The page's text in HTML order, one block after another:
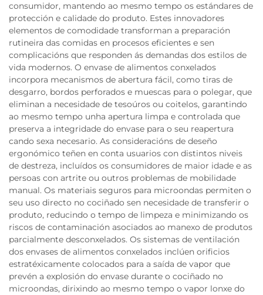
consumidor, mantendo ao mesmo tempo os estándares de
protección e calidade do produto. Estes innovadores
elementos de comodidade transforman a preparación
rutineira das comidas en procesos eficientes e sen
complicacións que responden ás demandas dos estilos de
vida modernos. O envase de alimentos conxelados
incorpora mecanismos de abertura fácil, como tiras de
desgarro, bordos perforados e muescas para o polegar, que
eliminan a necesidade de tesoúros ou coitelos, garantindo
ao mesmo tempo unha apertura limpa e controlada que
preserva a integridade do envase para o seu reapertura
cando sexa necesario. As consideracións de deseño
ergonómico teñen en conta usuarios con distintos niveis
de destreza, incluídos os consumidores de maior idade e as
persoas con artrite ou outros problemas de mobilidade
manual. Os materiais seguros para microondas permiten o
seu uso directo no cociñado sen necesidade de transferir o
produto, reducindo o tempo de limpeza e minimizando os
riscos de contaminación asociados ao manexo de produtos
parcialmente desconxelados. Os sistemas de ventilación
dos envases de alimentos conxelados inclúen orificios
estratéxicamente colocados para a saída de vapor que
prevén a explosión do envase durante o cociñado no
microondas, dirixindo ao mesmo tempo o vapor lonxe do